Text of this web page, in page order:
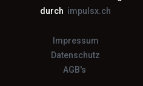
durch impulsx.ch
Impressum
Datenschutz
AGB's